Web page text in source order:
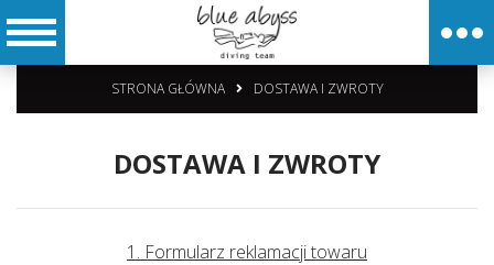
STRONA GŁÓWNA DOSTAWA I ZWROTY
DOSTAWA I ZWROTY
1. Formularz reklamacji towaru